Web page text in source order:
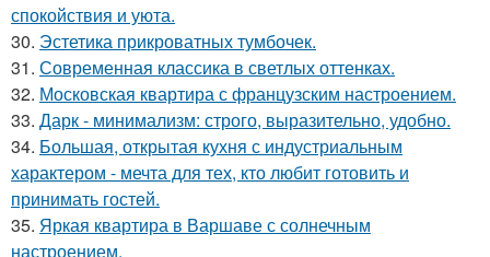
спокойствия и уюта.
30. Эстетика прикроватных тумбочек.
31. Современная классика в светлых оттенках.
32. Московская квартира с французским настроением.
33. Дарк - минимализм: строго, выразительно, удобно.
34. Большая, открытая кухня с индустриальным
характером - мечта для тех, кто любит готовить и
принимать гостей.
35. Яркая квартира в Варшаве с солнечным
настроением.